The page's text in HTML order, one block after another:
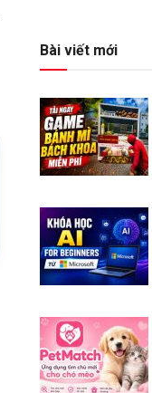
Bài viết mới